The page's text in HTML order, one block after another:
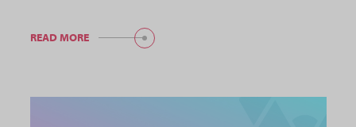
READ MORE